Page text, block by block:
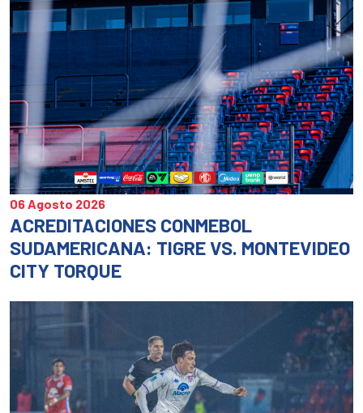
06 Agosto 2026
ACREDITACIONES CONMEBOL
SUDAMERICANA: TIGRE VS. MONTEVIDEO
CITY TORQUE